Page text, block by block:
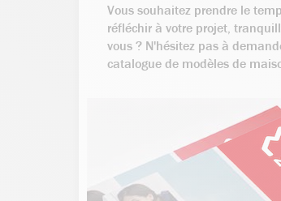
Vous souhaitez prendre le
réfléchir à votre projet,
vous ? N'hésitez pas à
catalogue de modèles de